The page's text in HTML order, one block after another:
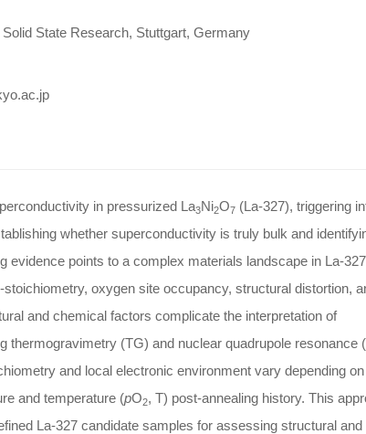
State Research, Stuttgart, Germany
in pressurized La3Ni2O7(La-327), triggering
whether superconductivity is truly bulk and
evidence points to a complex materials landscape in La-
oxygen site occupancy, structural distortion,
and chemical factors complicate the interpretation of
thermogravimetry (TG) and nuclear quadrupole resonance
and local electronic environment vary depending
and temperature (pO2, T) post-annealing history. This
La-327 candidate samples for assessing structural